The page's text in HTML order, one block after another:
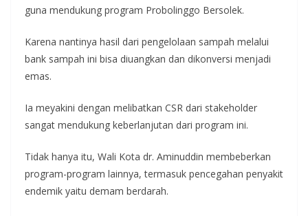
guna mendukung program Probolinggo Bersolek.
Karena nantinya hasil dari pengelolaan sampah melalui
bank sampah ini bisa diuangkan dan dikonversi menjadi
emas.
Ia meyakini dengan melibatkan CSR dari stakeholder
sangat mendukung keberlanjutan dari program ini.
Tidak hanya itu, Wali Kota dr. Aminuddin membeberkan
program-program lainnya, termasuk pencegahan penyakit
endemik yaitu demam berdarah.